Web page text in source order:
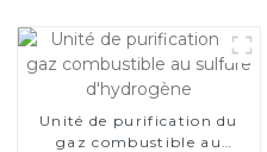
Unité de purification du
gaz combustible au